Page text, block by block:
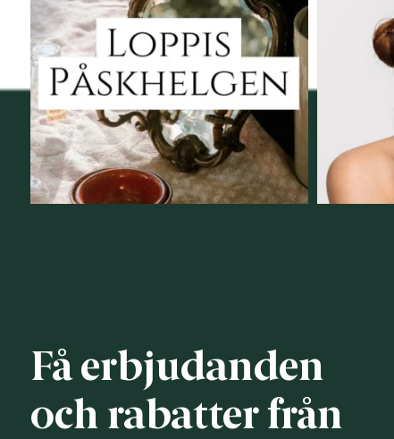
I Vellnez anda;...
6
Få erbjudanden
och rabatter från